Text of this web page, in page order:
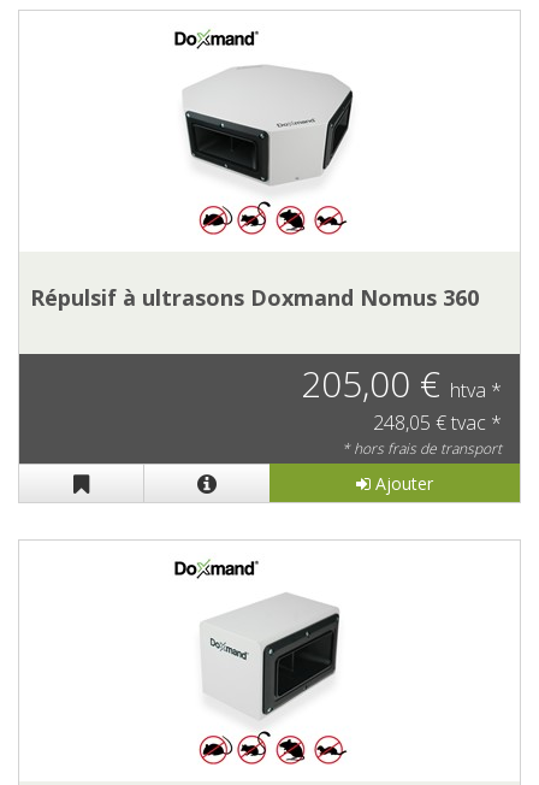
Répulsif à ultrasons Doxmand Nomus 360
205,00 € htva *
248,05 € tvac *
* hors frais de transport
Ajouter